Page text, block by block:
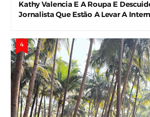
Kathy Valencia E A Roupa E
Jornalista Que Estão A Levar A